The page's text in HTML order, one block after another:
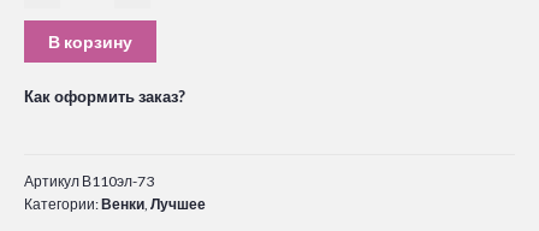
В корзину
Как оформить заказ?
Артикул В110эл-73
Категории:Венки, Лучшее